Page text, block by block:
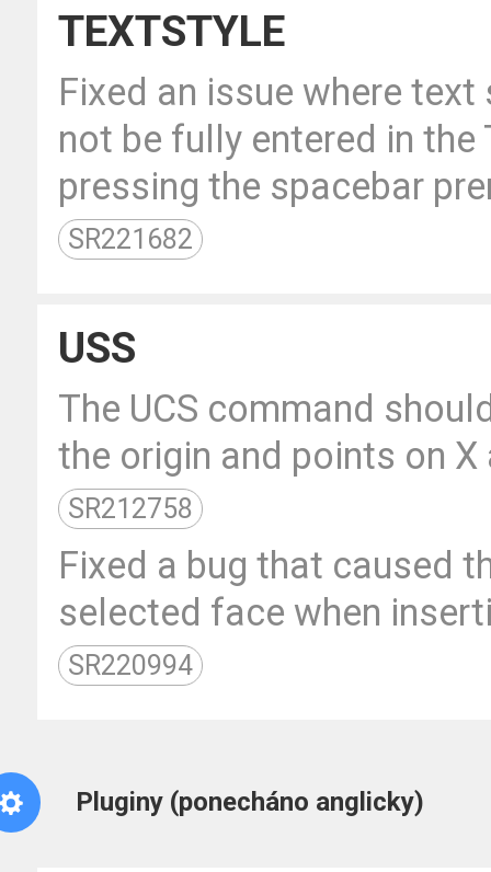
TEXTSTYLE
Fixed an issue where
not be fully entered in the
pressing the spacebar
SR221682
USS
The UCS command
the origin and points on X
SR212758
Fixed a bug that caused
selected face when
SR220994
Pluginy (ponecháno anglicky)